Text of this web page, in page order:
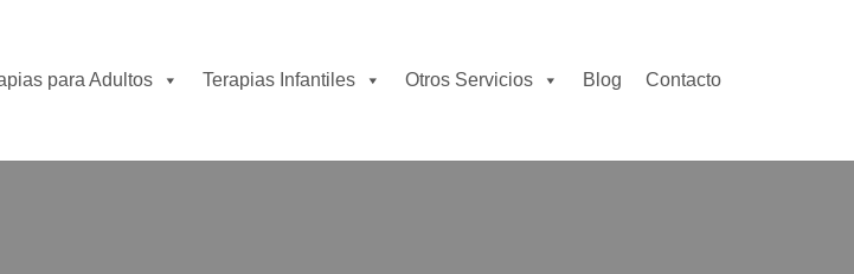
para Adultos Terapias Infantiles Otros Servicios Blog Contacto